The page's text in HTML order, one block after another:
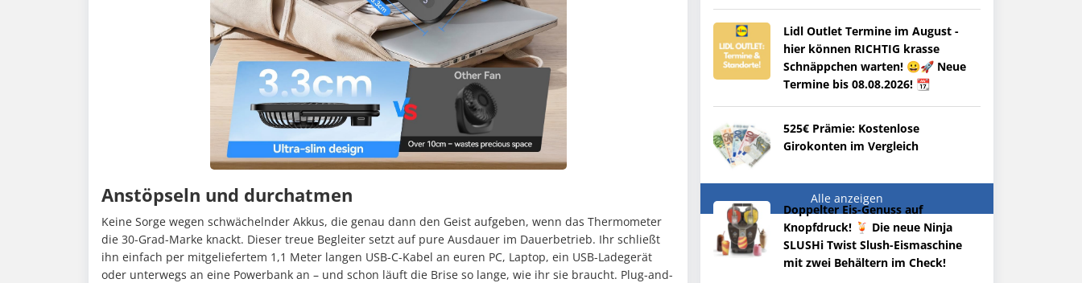
Anstöpseln und durchatmen
Keine Sorge wegen schwächelnder Akkus, die genau dann den Geist aufgeben, wenn das Thermometer
die 30-Grad-Marke knackt. Dieser treue Begleiter setzt auf pure Ausdauer im Dauerbetrieb. Ihr schließt
ihn einfach per mitgeliefertem 1,1 Meter langen USB-C-Kabel an euren PC, Laptop, ein USB-Ladegerät
oder unterwegs an eine Powerbank an – und schon läuft die Brise so lange, wie ihr sie braucht. Plug-and-
Lidl Outlet Termine im August -
hier können RICHTIG krasse
Schnäppchen warten! 😀🚀 Neue
Termine bis 08.08.2026! 📆
525€ Prämie: Kostenlose
Girokonten im Vergleich
Alle anzeigen
Doppelter Eis-Genuss auf
Knopfdruck! 🍹 Die neue Ninja
SLUSHi Twist Slush-Eismaschine
mit zwei Behältern im Check!